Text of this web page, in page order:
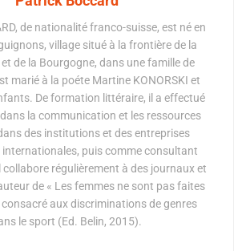
de nationalité franco-suisse, est né en
village situé à la frontière de la
de la Bourgogne, dans une famille de
marié à la poéte Martine KONORSKI et
De formation littéraire, il a effectué
la communication et les ressources
des institutions et des entreprises
puis comme consultant
régulièrement à des journaux et
de « Les femmes ne sont pas faites
aux discriminations de genres
le sport (Ed. Belin, 2015).